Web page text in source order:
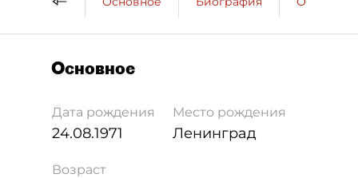
Основное
Дата рождения
24.08.1971
Место рождения
Ленинград
Возраст